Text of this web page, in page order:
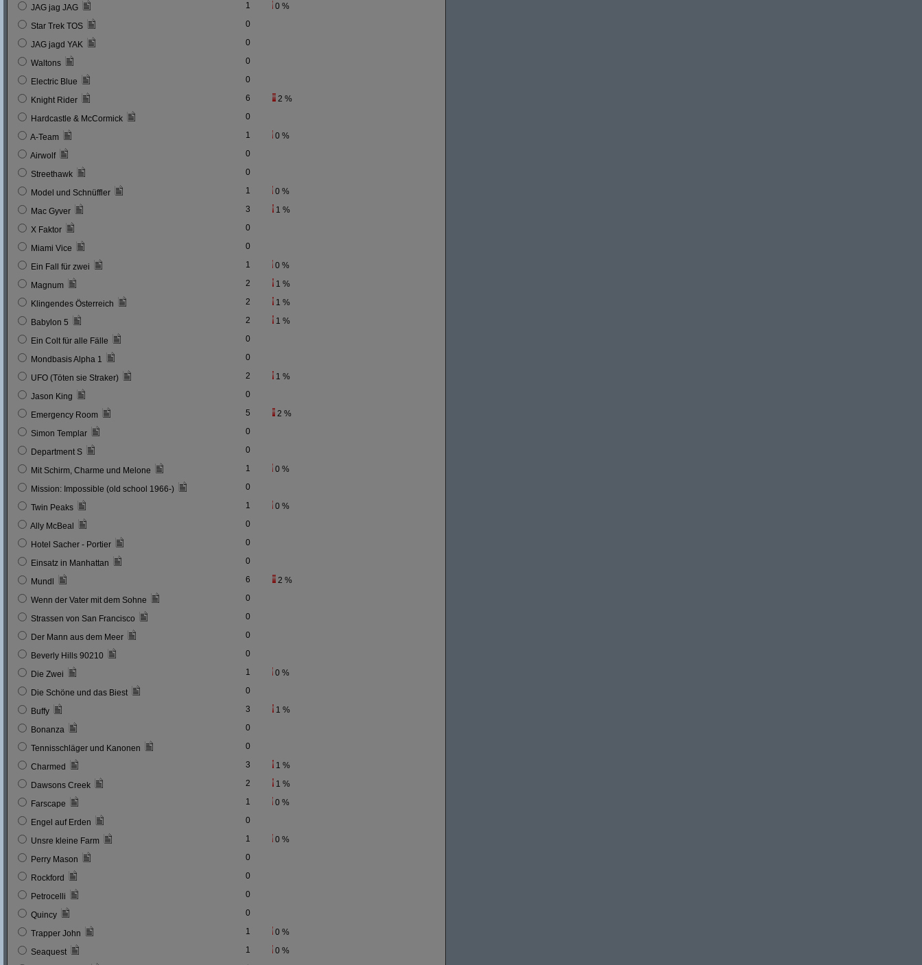
JAG jag JAG 1 0 %
Star Trek TOS 0
JAG jagd YAK 0
Waltons 0
Electric Blue 0
Knight Rider 6 2 %
Hardcastle & McCormick 0
A-Team 1 0 %
Airwolf 0
Streethawk 0
Model und Schnüffler 1 0 %
Mac Gyver 3 1 %
X Faktor 0
Miami Vice 0
Ein Fall für zwei 1 0 %
Magnum 2 1 %
Klingendes Österreich 2 1 %
Babylon 5 2 1 %
Ein Colt für alle Fälle 0
Mondbasis Alpha 1 0
UFO (Töten sie Straker) 2 1 %
Jason King 0
Emergency Room 5 2 %
Simon Templar 0
Department S 0
Mit Schirm, Charme und Melone 1 0 %
Mission: Impossible (old school 1966-) 0
Twin Peaks 1 0 %
Ally McBeal 0
Hotel Sacher - Portier 0
Einsatz in Manhattan 0
Mundl 6 2 %
Wenn der Vater mit dem Sohne 0
Strassen von San Francisco 0
Der Mann aus dem Meer 0
Beverly Hills 90210 0
Die Zwei 1 0 %
Die Schöne und das Biest 0
Buffy 3 1 %
Bonanza 0
Tennisschläger und Kanonen 0
Charmed 3 1 %
Dawsons Creek 2 1 %
Farscape 1 0 %
Engel auf Erden 0
Unsre kleine Farm 1 0 %
Perry Mason 0
Rockford 0
Petrocelli 0
Quincy 0
Trapper John 1 0 %
Seaquest 1 0 %